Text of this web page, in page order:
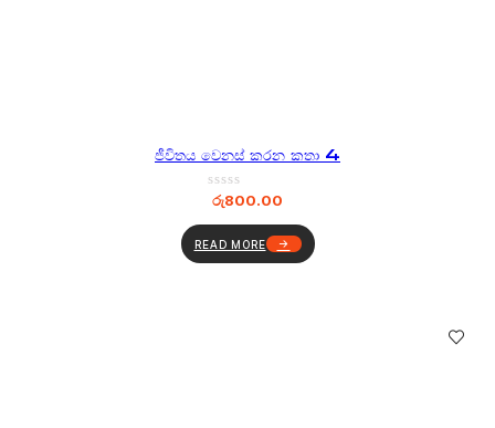
ජීවිතය වෙනස් කරන කතා 4
රු800.00
READ MORE